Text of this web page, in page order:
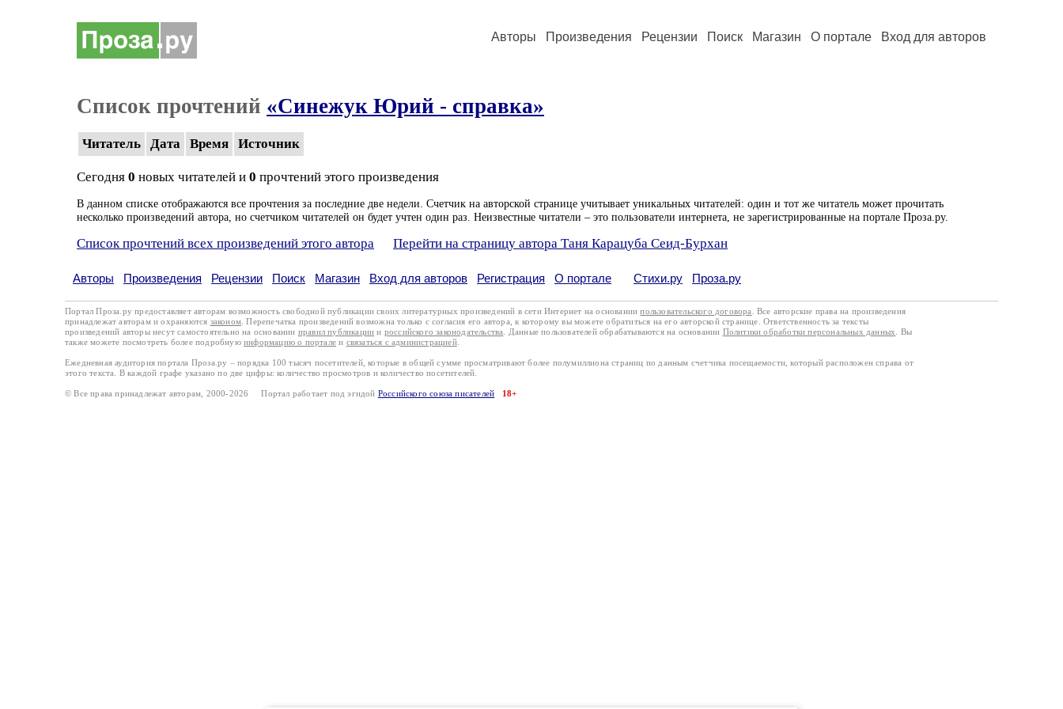
Авторы Произведения Рецензии Поиск Магазин О портале Вход для авторов
Список прочтений «Синежук Юрий - справка»
Читатель Дата Время Источник
Сегодня 0 новых читателей и 0 прочтений этого произведения
В данном списке отображаются все прочтения за последние две недели. Счетчик на авторской странице учитывает уникальных читателей: один и тот же читатель может прочитать
несколько произведений автора, но счетчиком читателей он будет учтен один раз. Неизвестные читатели – это пользователи интернета, не зарегистрированные на портале Проза.ру.
Список прочтений всех произведений этого автора Перейти на страницу автора Таня Карацуба Сеид-Бурхан
Авторы Произведения Рецензии Поиск Магазин Вход для авторов Регистрация О портале Стихи.ру Проза.ру
Портал Проза.ру предоставляет авторам возможность свободной публикации своих литературных произведений в сети Интернет на основаниипользовательского договора
. Все авторские права на произведения
принадлежат авторам и охраняются законом . Перепечатка произведений возможна только с согласия его автора, к которому вы можете обратиться на его авторской странице. Ответственность за тексты
произведений авторы несут самостоятельно на основании правил публикации и российского законодательства . Данные пользователей обрабатываются на основании Политики обработки персональных данных
. Вы
также можете посмотреть более подробную информацию о портале и связаться с администрацией.
Ежедневная аудитория портала Проза.ру – порядка 100 тысяч посетителей, которые в общей сумме просматривают более полумиллиона страниц по данным счетчика посещаемости, который расположен справа от
этого текста. В каждой графе указано по две цифры: количество просмотров и количество посетителей.
© Все права принадлежат авторам, 2000-2026 Портал работает под эгидой Российского союза писателей 18+